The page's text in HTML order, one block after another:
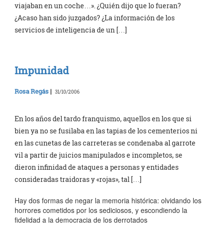
viajaban en un coche…». ¿Quién dijo que lo fueran?
¿Acaso han sido juzgados? ¿La información de los
servicios de inteligencia de un […]
Impunidad
Rosa Regás | 31/10/2006
En los años del tardo franquismo, aquellos en los que si
bien ya no se fusilaba en las tapias de los cementerios ni
en las cunetas de las carreteras se condenaba al garrote
vil a partir de juicios manipulados e incompletos, se
dieron infinidad de ataques a personas y entidades
consideradas traidoras y «rojas», tal […]
Hay dos formas de negar la memoria histórica: olvidando los
horrores cometidos por los sediciosos, y escondiendo la
fidelidad a la democracia de los derrotados